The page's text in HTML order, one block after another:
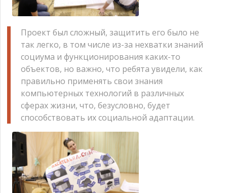
Проект был сложный, защитить его было не
так легко, в том числе из-за нехватки знаний
социума и функционирования каких-то
объектов, но важно, что ребята увидели, как
правильно применять свои знания
компьютерных технологий в различных
сферах жизни, что, безусловно, будет
способствовать их социальной адаптации.